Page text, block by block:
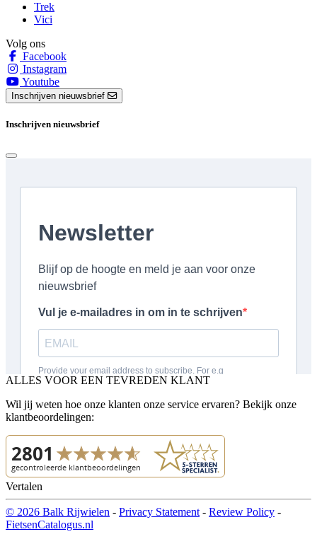
Trek
Vici
Volg ons
Facebook
Instagram
Youtube
Inschrijven nieuwsbrief
Inschrijven nieuwsbrief
ALLES VOOR EEN TEVREDEN KLANT
Wil jij weten hoe onze klanten onze service ervaren? Bekijk onze
klantbeoordelingen:
Vertalen
© 2026 Balk Rijwielen - Privacy Statement - Review Policy -
FietsenCatalogus.nl